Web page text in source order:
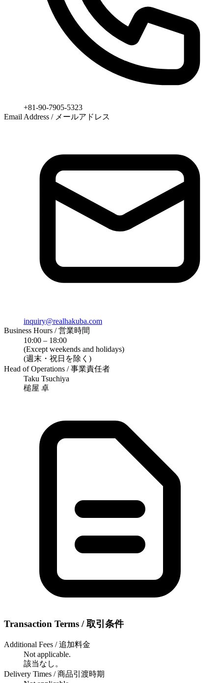
+81-90-7905-5323
Email Address / メールアドレス
inquiry@realhakuba.com
Business Hours / 営業時間
10:00 – 18:00
(Except weekends and holidays)
(週末・祝日を除く)
Head of Operations / 事業責任者
Taku Tsuchiya
槌屋 卓
Transaction Terms / 取引条件
Additional Fees / 追加料金
Not applicable.
該当なし。
Delivery Times / 商品引渡時期